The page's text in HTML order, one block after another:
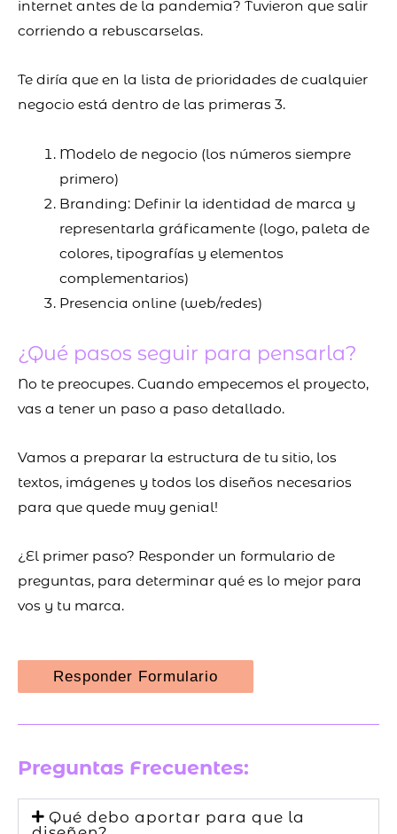
internet antes de la pandemia? Tuvieron que salir
corriendo a rebuscarselas.
Te diría que en la lista de prioridades de cualquier
negocio está dentro de las primeras 3.
Modelo de negocio (los números siempre
primero)
Branding: Definir la identidad de marca y
representarla gráficamente (logo, paleta de
colores, tipografías y elementos
complementarios)
Presencia online (web/redes)
¿Qué pasos seguir para pensarla?
No te preocupes. Cuando empecemos el proyecto,
vas a tener un paso a paso detallado.
Vamos a preparar la estructura de tu sitio, los
textos, imágenes y todos los diseños necesarios
para que quede muy genial!
¿El primer paso? Responder un formulario de
preguntas, para determinar qué es lo mejor para
vos y tu marca.
Responder Formulario
Preguntas Frecuentes:
Qué debo aportar para que la